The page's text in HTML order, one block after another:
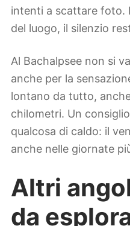
intenti a scattare foto.
del luogo, il silenzio
Al Bachalpsee non si
anche per la
lontano da tutto,
chilometri. Un
qualcosa di caldo: il
anche nelle giornate
Altri
da